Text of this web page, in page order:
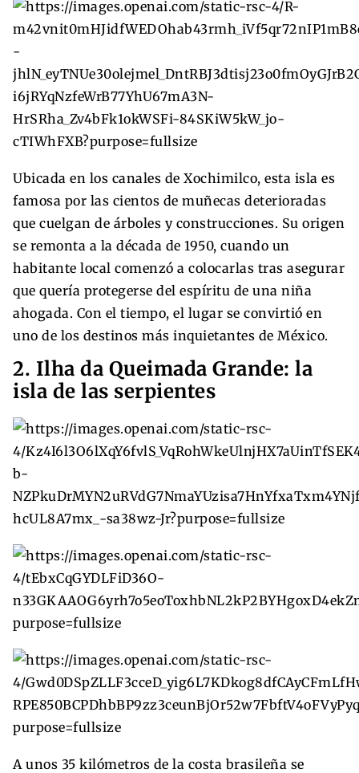
Ubicada en los canales de Xochimilco, esta isla es
famosa por las cientos de muñecas deterioradas
que cuelgan de árboles y construcciones. Su origen
se remonta a la década de 1950, cuando un
habitante local comenzó a colocarlas tras asegurar
que quería protegerse del espíritu de una niña
ahogada. Con el tiempo, el lugar se convirtió en
uno de los destinos más inquietantes de México.
2. Ilha da Queimada Grande: la
isla de las serpientes
A unos 35 kilómetros de la costa brasileña se